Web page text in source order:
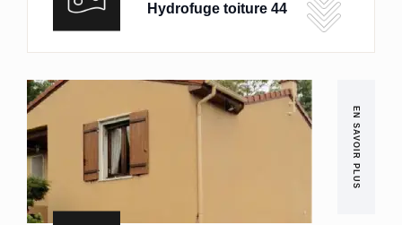
Hydrofuge toiture 44
EN SAVOIR PLUS